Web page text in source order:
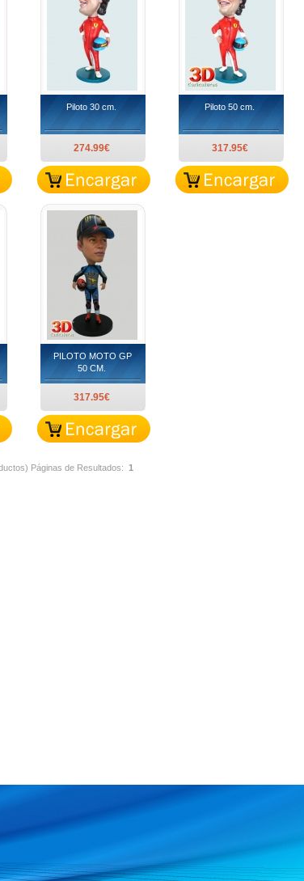
Piloto 30 cm.
274.99€
Piloto 50 cm.
317.95€
PILOTO MOTO GP
50 CM.
317.95€
Páginas de Resultados: 1